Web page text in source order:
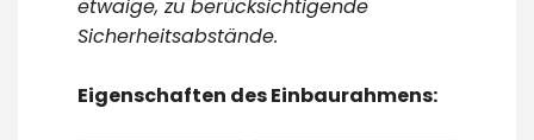
etwaige, zu berücksichtigende
Sicherheitsabstände.
Eigenschaften des Einbaurahmens: